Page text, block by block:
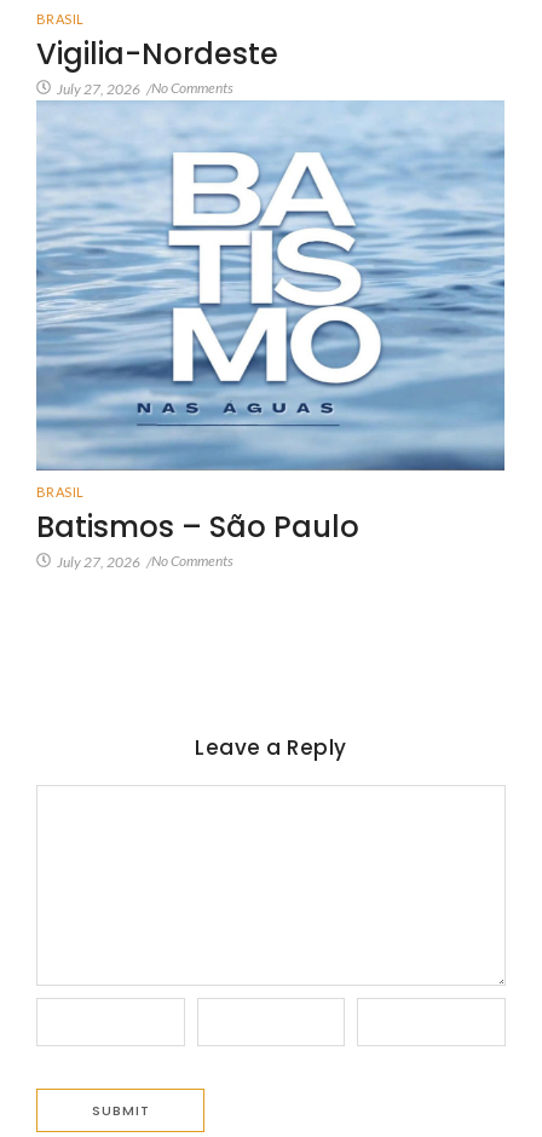
BRASIL
Vigilia-Nordeste
July 27, 2026 /No Comments
BRASIL
Batismos – São Paulo
July 27, 2026 /No Comments
Leave a Reply